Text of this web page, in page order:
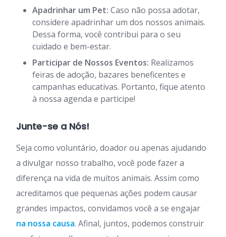
Apadrinhar um Pet: Caso não possa adotar,
considere apadrinhar um dos nossos animais.
Dessa forma, você contribui para o seu
cuidado e bem-estar.
Participar de Nossos Eventos: Realizamos
feiras de adoção, bazares beneficentes e
campanhas educativas. Portanto, fique atento
à nossa agenda e participe!
Junte-se a Nós!
Seja como voluntário, doador ou apenas ajudando
a divulgar nosso trabalho, você pode fazer a
diferença na vida de muitos animais. Assim como
acreditamos que pequenas ações podem causar
grandes impactos, convidamos você a se engajar
na nossa causa. Afinal, juntos, podemos construir